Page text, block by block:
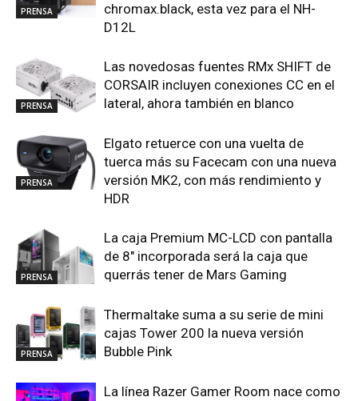
PRENSA
chromax.black, esta vez para el NH-
D12L
PRENSA
Las novedosas fuentes RMx SHIFT de
CORSAIR incluyen conexiones CC en el
lateral, ahora también en blanco
PRENSA
Elgato retuerce con una vuelta de
tuerca más su Facecam con una nueva
versión MK2, con más rendimiento y
HDR
PRENSA
La caja Premium MC-LCD con pantalla
de 8″ incorporada será la caja que
querrás tener de Mars Gaming
PRENSA
Thermaltake suma a su serie de mini
cajas Tower 200 la nueva versión
Bubble Pink
La línea Razer Gamer Room nace como